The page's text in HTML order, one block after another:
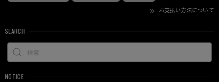
お支払い方法について
SEARCH
NOTICE